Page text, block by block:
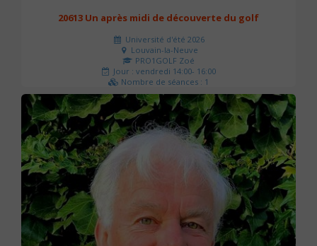
20613 Un après midi de découverte du golf
Université d'été 2026
Louvain-la-Neuve
PRO1GOLF Zoé
Jour : vendredi 14:00- 16:00
Nombre de séances : 1
45 €